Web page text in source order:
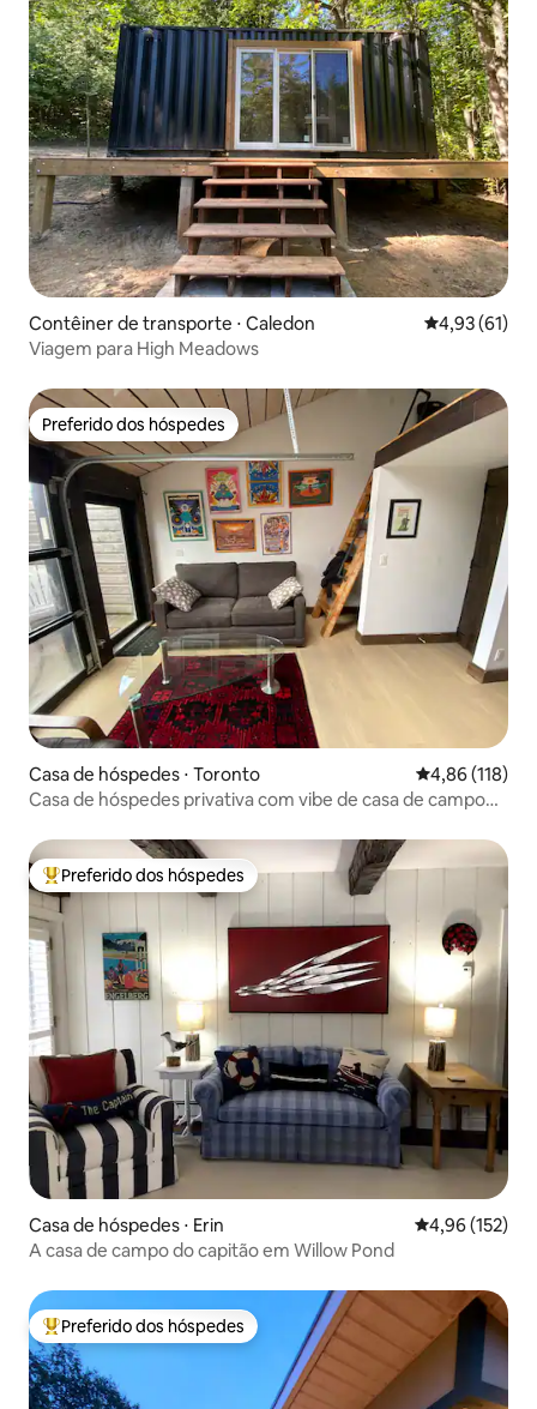
Contêiner de transporte ⋅ Caledon 4,93 de uma
4,93 (61)
Viagem para High Meadows
Preferido dos hóspedes
Preferido dos hóspedes
Casa de hóspedes ⋅ Toronto 4,86 de uma
4,86 (118)
Casa de hóspedes privativa com vibe de casa de campo
Entre os melhores preferidos dos hóspedes
Preferido dos hóspedes
Casa de hóspedes ⋅ Erin 4,96 de uma
4,96 (152)
A casa de campo do capitão em Willow Pond
Entre os melhores preferidos dos hóspedes
Preferido dos hóspedes